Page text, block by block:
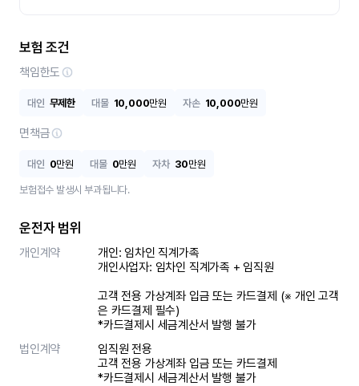
보험 조건
책임한도
대인 무제한 대물 10,000만원 자손 10,000만원
면책금
대인 0만원 대물 0만원 자차 30만원
보험접수 발생시 부과됩니다.
운전자 범위
개인계약
개인: 임차인 직계가족
개인사업자: 임차인 직계가족 + 임직원
고객 전용 가상계좌 입금 또는 카드결제 (※ 개인 고객
은 카드결제 필수)
*카드결제시 세금계산서 발행 불가
법인계약
임직원 전용
고객 전용 가상계좌 입금 또는 카드결제
*카드결제시 세금계산서 발행 불가